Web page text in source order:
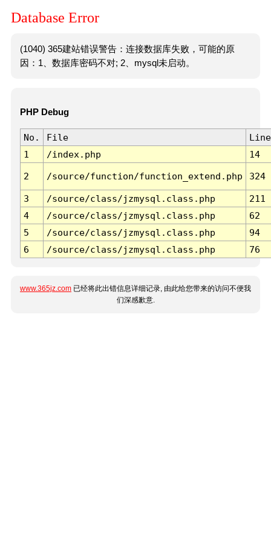
Database Error
(1040) 365建站错误警告：连接数据库失败，可能的原
因：1、数据库密码不对; 2、mysql未启动。
PHP Debug
No. File
Line
1
/index.php 14
2 /source/function/function_extend.php 324
3 /source/class/jzmysql.class.php
211
4
/source/class/jzmysql.class.php
62
5
/source/class/jzmysql.class.php
94
6
/source/class/jzmysql.class.php 76
www.365jz.com 已经将此出错信息详细记录, 由此给您带来的访问不便我
们深感歉意.